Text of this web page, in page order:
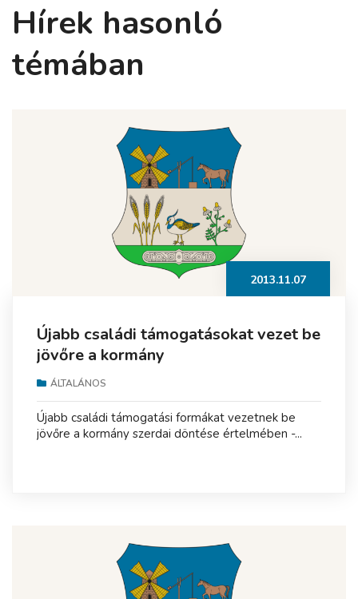
Hírek hasonló
témában
2013.11.07
Újabb családi támogatásokat vezet be
jövőre a kormány
ÁLTALÁNOS
Újabb családi támogatási formákat vezetnek be
jövőre a kormány szerdai döntése értelmében -...